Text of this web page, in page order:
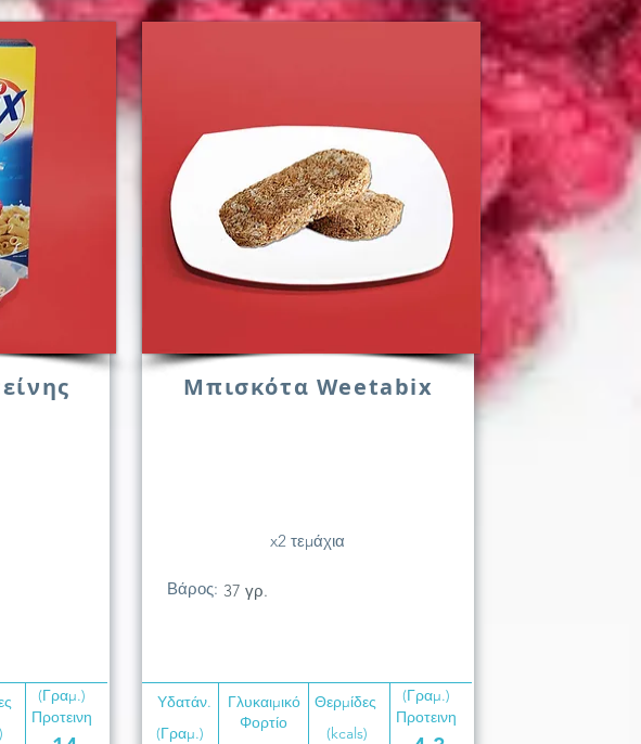
Προτεινη
(Γραμ.)
Μπισκότα Weetabix
x2 τεμάχια
Βάρος: 37 γρ.
Υδατάν.
Γλυκαιμικό
Φορτίο
(Γραμ.)
Θερμίδες
(kcals)
Προτεινη
(Γραμ.)